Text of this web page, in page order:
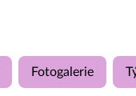
Fotogalerie